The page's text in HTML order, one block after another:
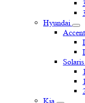
Hyundai
Accent
Solaris
Kia